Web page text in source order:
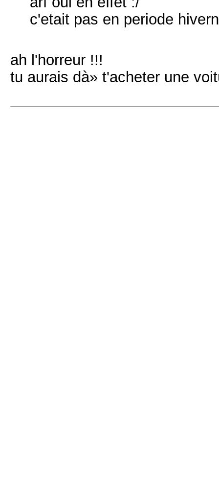
c'etait pas en periode
ah l'horreur !!!
tu aurais dà» t'acheter une